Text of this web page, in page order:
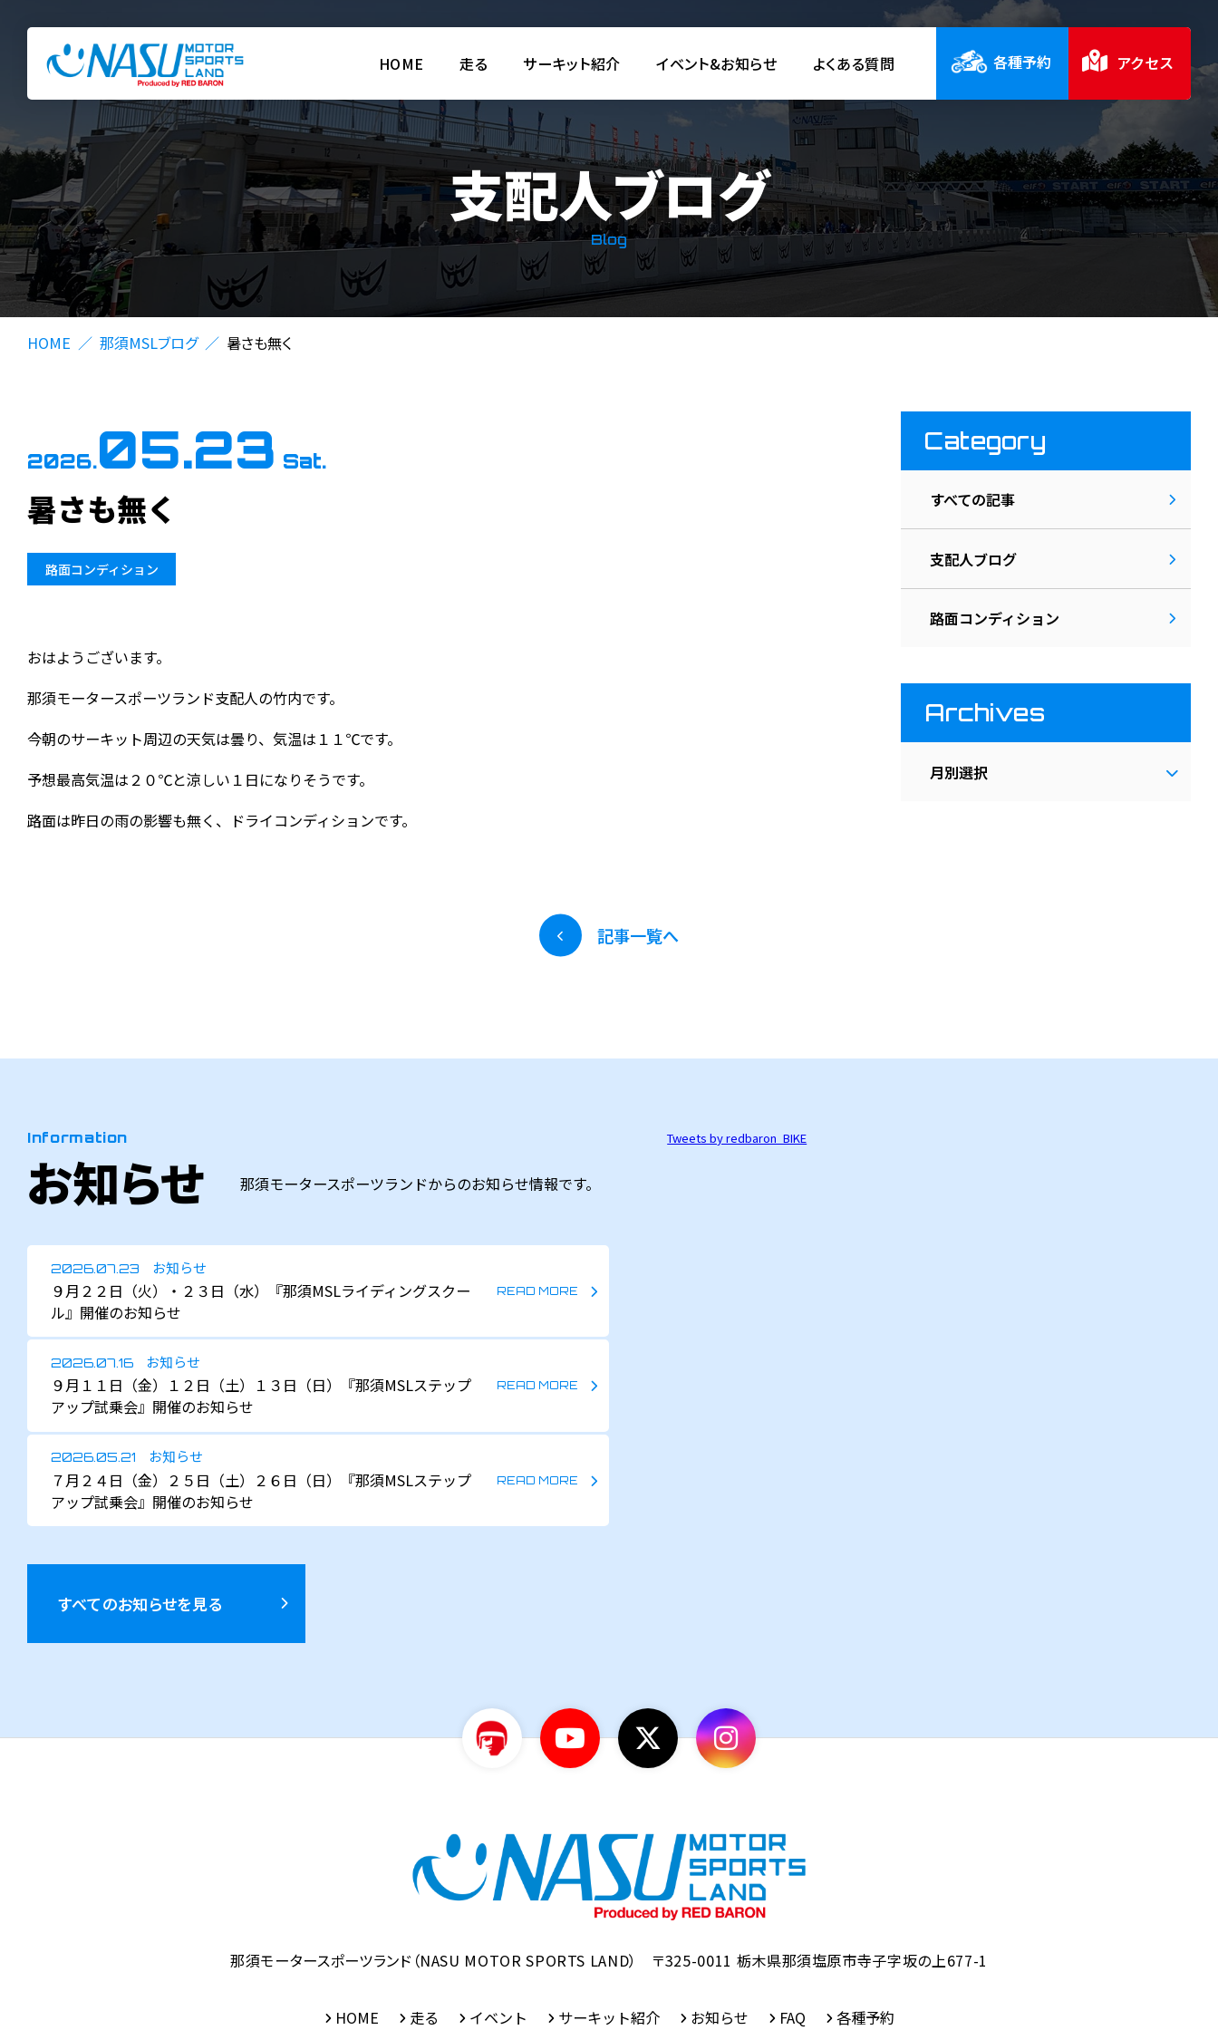
HOME 走る サーキット紹介 イベント&お知らせ よくある質問 各種予約 アクセス
支配人ブログ
Blog
HOME 那須MSLブログ 暑さも無く
2026.05.23 Sat.
暑さも無く
路面コンディション
おはようございます。
那須モータースポーツランド支配人の竹内です。
今朝のサーキット周辺の天気は曇り、気温は１１℃です。
予想最高気温は２０℃と涼しい１日になりそうです。
路面は昨日の雨の影響も無く、ドライコンディションです。
Category
すべての記事
支配人ブログ
路面コンディション
Archives
月別選択
記事一覧へ
Information
お知らせ 那須モータースポーツランドからのお知らせ情報です。
2026.07.23 お知らせ
９月２２日（火）・２３日（水）『那須MSLライディングスクー
ル』開催のお知らせ
2026.07.16 お知らせ
９月１１日（金）１２日（土）１３日（日）『那須MSLステップ
アップ試乗会』開催のお知らせ
2026.05.21 お知らせ
７月２４日（金）２５日（土）２６日（日）『那須MSLステップ
アップ試乗会』開催のお知らせ
すべてのお知らせを見る
Tweets by redbaron_BIKE
那須モータースポーツランド （NASU MOTOR SPORTS LAND） 〒325-0011 栃木県那須塩原市寺子字坂の上677-1
HOME 走る イベント サーキット紹介 お知らせ FAQ 各種予約